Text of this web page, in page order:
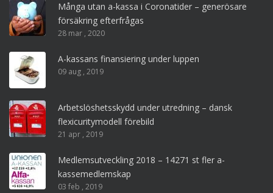
Många utan a-kassa i Coronatider – generösare
försäkring efterfrågas
28 mar , 2020
A-kassans finansiering under luppen
09 aug , 2019
Arbetslöshetsskydd under utredning – dansk
flexicuritymodell förebild
21 apr , 2019
Medlemsutveckling 2018 – 14271 st fler a-
kassemedlemskap
03 feb , 2019